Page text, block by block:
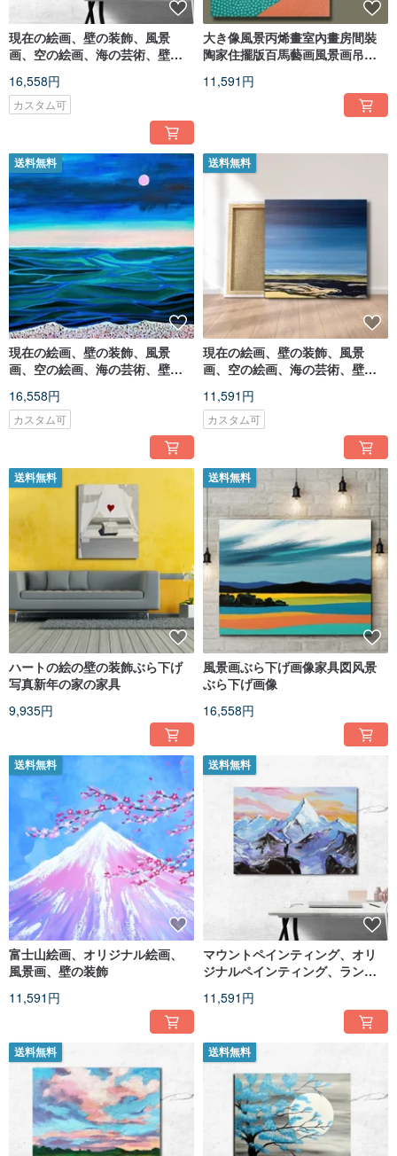
現在の絵画、壁の装飾、風景
画、空の絵画、海の芸術、壁の
画。
16,558円
カスタム可
大き像風景丙烯畫室內畫房間裝
陶家住擺版百馬藝画風景画吊り
11,591円
送料無料
現在の絵画、壁の装飾、風景
画、空の絵画、海の芸術、壁の
画。
16,558円
カスタム可
送料無料
現在の絵画、壁の装飾、風景
画、空の絵画、海の芸術、壁の
画。
11,591円
カスタム可
送料無料
ハートの絵の壁の装飾ぶら下げ
写真新年の家の家具
9,935円
送料無料
風景画ぶら下げ画像家具図风景
ぶら下げ画像
16,558円
送料無料
富士山絵画、オリジナル絵画、
風景画、壁の装飾
11,591円
送料無料
マウントペインティング、オリ
ジナルペインティング、ランド
装飾
11,591円
送料無料 送料無料